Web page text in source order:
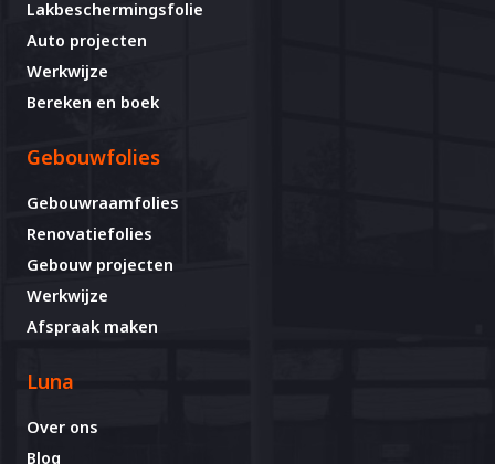
Lakbeschermingsfolie
Auto projecten
Werkwijze
Bereken en boek
Gebouwfolies
Gebouwraamfolies
Renovatiefolies
Gebouw projecten
Werkwijze
Afspraak maken
Luna
Over ons
Blog